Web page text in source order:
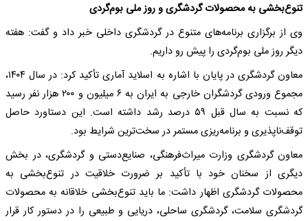
تنوع‌بخشی به محصولات گردشگری و روز ملی بوم‌گردی
وی از برگزاری برنامه‌های متنوع در گردشگری داخلی خبر داد و گفت: هفته
دیگر روز ملی بوم‌گردی را پیش رو داریم.
معاون گردشگری در پایان با اشاره به اسلاید آماری تأکید کرد: در سال ۱۴۰۴،
مجموع ورودی گردشگران خارجی به ایران به ۶ میلیون و ۲۰۰ هزار نفر رسید
که نسبت به سال قبل ۵۹ درصد رشد داشته است. این دستاورد حاصل
توقف‌ناپذیری و برنامه‌ریزی مستمر در سخت‌ترین شرایط بود.
معاون گردشگری وزارت میراث‌فرهنگی، صنایع‌دستی و گردشگری، در بخش
دیگری از سخنان خود با تأکید بر ضرورت خلاقیت در تنوع‌بخشی به
محصولات گردشگری اظهار داشت: ما باید تنوع‌بخشی خلاقانه به محصولات
گردشگری سلامت، گردشگری ساحلی، دریایی و طبیعی را در دستور کار قرار